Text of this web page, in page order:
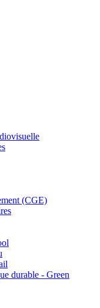
(CGE)
durable - Green